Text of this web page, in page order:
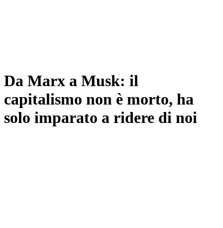
Da Marx a Musk: il
capitalismo non è morto, ha
solo imparato a ridere di noi